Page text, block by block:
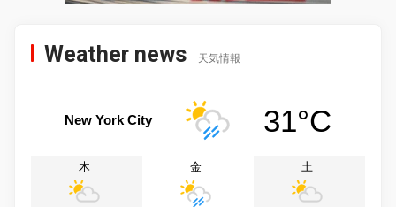
Weather news 天気情報
New York City 31°C
木 金 土